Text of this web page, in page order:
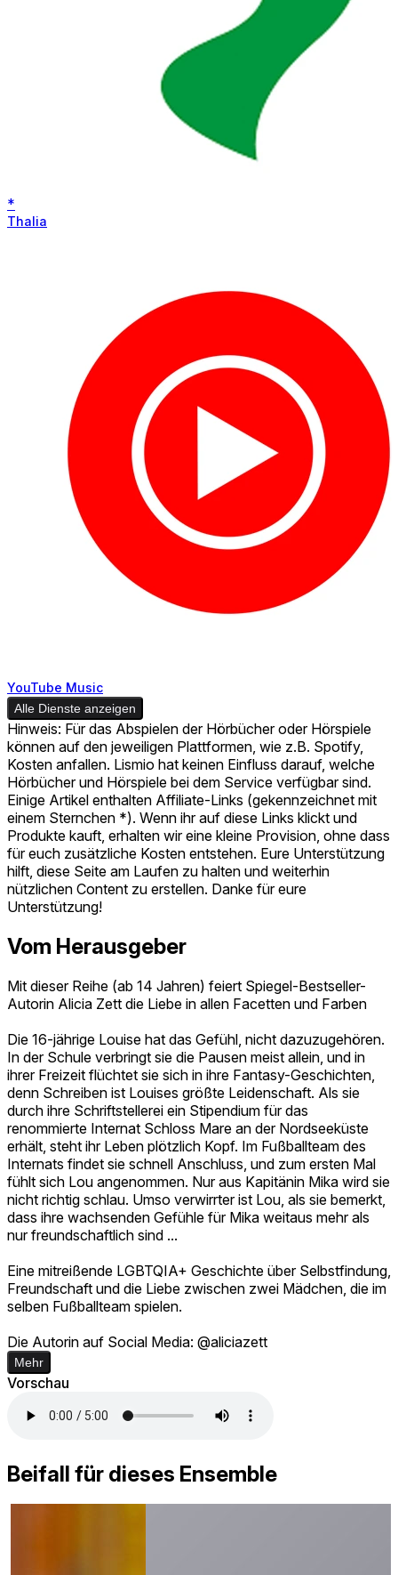
*
Thalia
YouTube Music
Alle Dienste anzeigen
Hinweis: Für das Abspielen der Hörbücher oder Hörspiele
können auf den jeweiligen Plattformen, wie z.B. Spotify,
Kosten anfallen. Lismio hat keinen Einfluss darauf, welche
Hörbücher und Hörspiele bei dem Service verfügbar sind.
Einige Artikel enthalten Affiliate-Links (gekennzeichnet mit
einem Sternchen *). Wenn ihr auf diese Links klickt und
Produkte kauft, erhalten wir eine kleine Provision, ohne dass
für euch zusätzliche Kosten entstehen. Eure Unterstützung
hilft, diese Seite am Laufen zu halten und weiterhin
nützlichen Content zu erstellen. Danke für eure
Unterstützung!
Vom Herausgeber
Mit dieser Reihe (ab 14 Jahren) feiert Spiegel-Bestseller-
Autorin Alicia Zett die Liebe in allen Facetten und Farben
Die 16-jährige Louise hat das Gefühl, nicht dazuzugehören.
In der Schule verbringt sie die Pausen meist allein, und in
ihrer Freizeit flüchtet sie sich in ihre Fantasy-Geschichten,
denn Schreiben ist Louises größte Leidenschaft. Als sie
durch ihre Schriftstellerei ein Stipendium für das
renommierte Internat Schloss Mare an der Nordseeküste
erhält, steht ihr Leben plötzlich Kopf. Im Fußballteam des
Internats findet sie schnell Anschluss, und zum ersten Mal
fühlt sich Lou angenommen. Nur aus Kapitänin Mika wird sie
nicht richtig schlau. Umso verwirrter ist Lou, als sie bemerkt,
dass ihre wachsenden Gefühle für Mika weitaus mehr als
nur freundschaftlich sind ...
Eine mitreißende LGBTQIA+ Geschichte über Selbstfindung,
Freundschaft und die Liebe zwischen zwei Mädchen, die im
selben Fußballteam spielen.
Die Autorin auf Social Media: @aliciazett
Mehr
Vorschau
Beifall für dieses Ensemble